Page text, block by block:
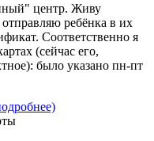
центр. Живу
ребёнка в их
Соответственно я
(сейчас его,
было указано пн-пт